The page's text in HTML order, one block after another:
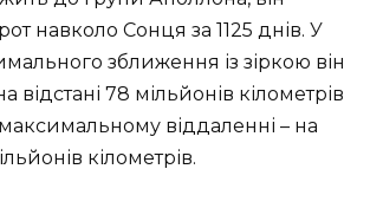
навколо Сонця за 1125 днів. У
зближення із зіркою він
відстані 78 мільйонів кілометрів
віддаленні – на
кілометрів.